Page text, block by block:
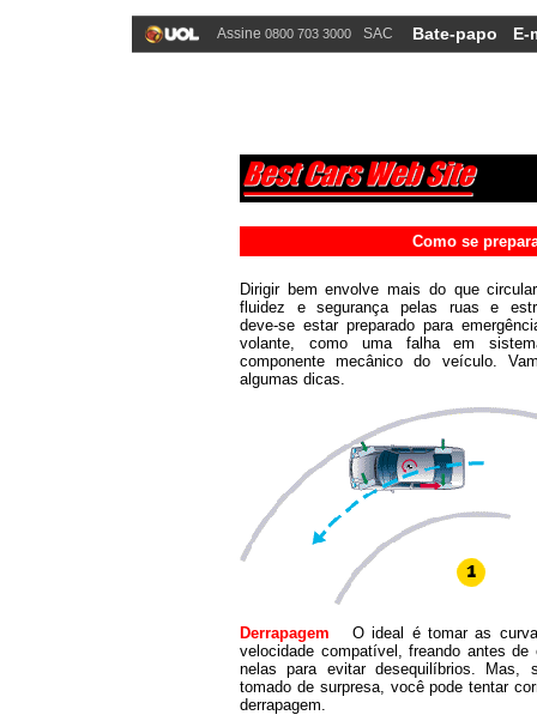
Assine 0800 703 3000 SAC Bate-papo E-
Como se
Dirigir bem envolve mais do que
fluidez e segurança pelas ruas e
deve-se estar preparado para
volante, como uma falha em
componente mecânico do veículo.
algumas dicas.
Derrapagem O ideal é tomar as
velocidade compatível, freando antes de
nelas para evitar desequilíbrios. Mas,
tomado de surpresa, você pode tentar
derrapagem.